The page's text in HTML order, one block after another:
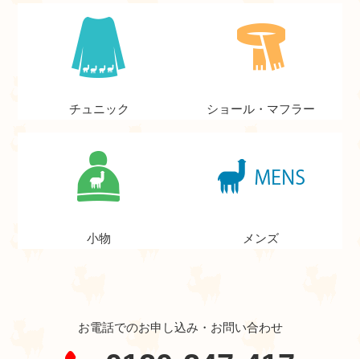
チュニック ショール・マフラー
小物 メンズ
お電話でのお申し込み・お問い合わせ